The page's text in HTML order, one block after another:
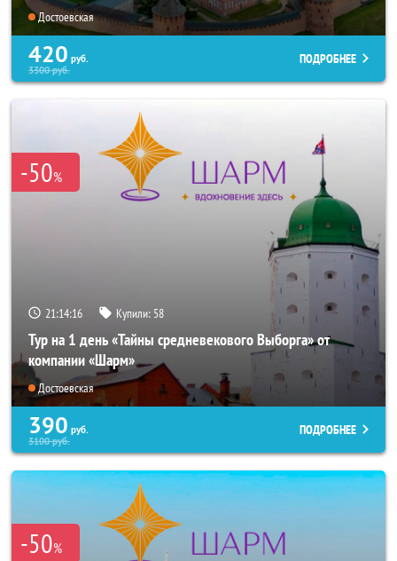
Достоевская
420 руб.
3300руб.
ПОДРОБНЕЕ
-50%
21:14:14 Купили: 58
Тур на 1 день «Тайны средневекового Выборга» от
компании «Шарм»
Достоевская
390 руб.
3100руб.
ПОДРОБНЕЕ
-50%